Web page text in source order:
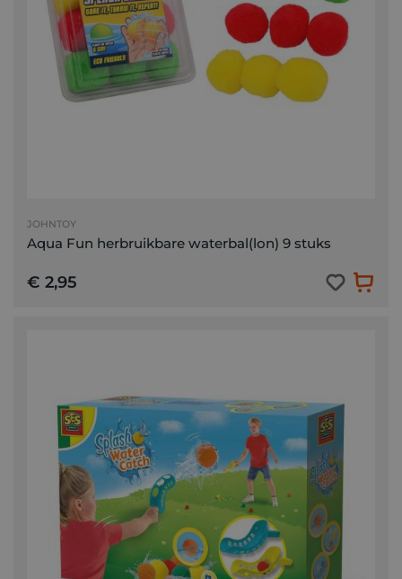
JOHNTOY
Aqua Fun herbruikbare waterbal(lon) 9 stuks
€ 2,95